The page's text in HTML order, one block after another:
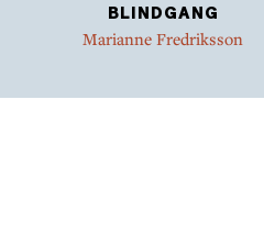
BLINDGANG
Marianne Fredriksson